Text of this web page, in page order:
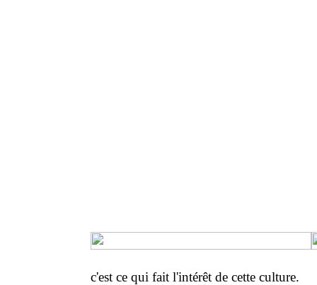
c'est ce qui fait l'intérêt de cette culture.